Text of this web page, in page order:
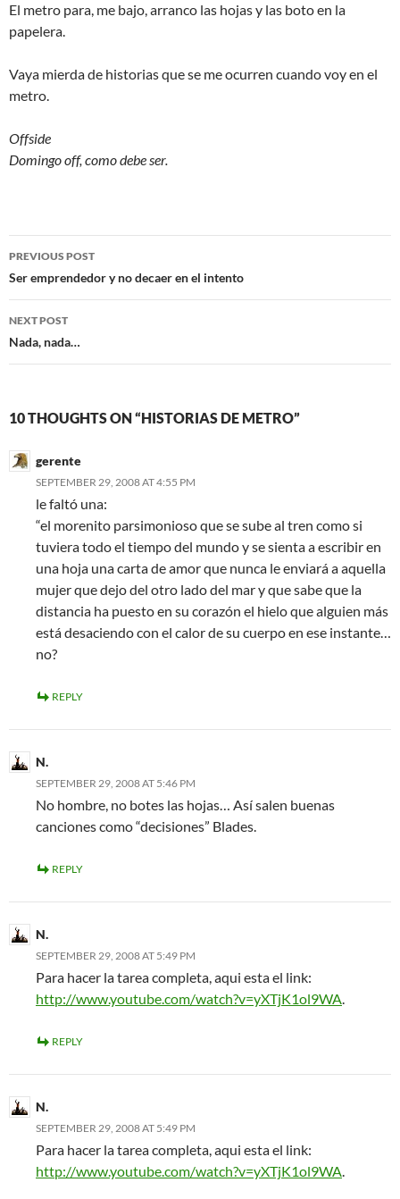
El metro para, me bajo, arranco las hojas y las boto en la
papelera.
Vaya mierda de historias que se me ocurren cuando voy en el
metro.
Offside
Domingo off, como debe ser.
Post
navigation
PREVIOUS POST
Ser emprendedor y no decaer en el intento
NEXT POST
Nada, nada…
10 THOUGHTS ON “HISTORIAS DE METRO”
gerente
SEPTEMBER 29, 2008 AT 4:55 PM
le faltó una:
“el morenito parsimonioso que se sube al tren como si
tuviera todo el tiempo del mundo y se sienta a escribir en
una hoja una carta de amor que nunca le enviará a aquella
mujer que dejo del otro lado del mar y que sabe que la
distancia ha puesto en su corazón el hielo que alguien más
está desaciendo con el calor de su cuerpo en ese instante…
no?
REPLY
N.
SEPTEMBER 29, 2008 AT 5:46 PM
No hombre, no botes las hojas… Así salen buenas
canciones como “decisiones” Blades.
REPLY
N.
SEPTEMBER 29, 2008 AT 5:49 PM
Para hacer la tarea completa, aqui esta el link:
http://www.youtube.com/watch?v=yXTjK1ol9WA.
REPLY
N.
SEPTEMBER 29, 2008 AT 5:49 PM
Para hacer la tarea completa, aqui esta el link:
http://www.youtube.com/watch?v=yXTjK1ol9WA.